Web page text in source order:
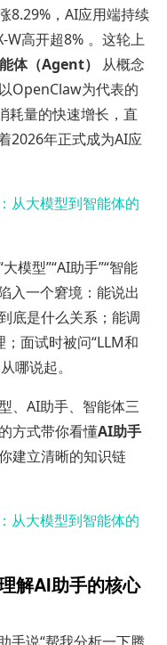
，AI应用端持续
W高开超8% 。这轮上
体（Agent）
从概念
OpenClaw为代表的
耗量的快速增长，直
2026年正式成为AI应
模型”“AI助手”“智能
入一个窘境：能说出
底是什么关系；能调
面试时被问“LLM和
哪说起。
、AI助手、智能体三
方式带你看懂AI助手
建立清晰的知识链
解AI助手的核心